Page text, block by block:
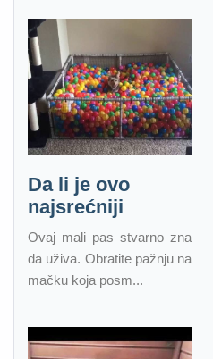
Da li je ovo
najsrećniji
Ovaj mali pas stvarno zna
da uživa. Obratite pažnju na
mačku koja posm...